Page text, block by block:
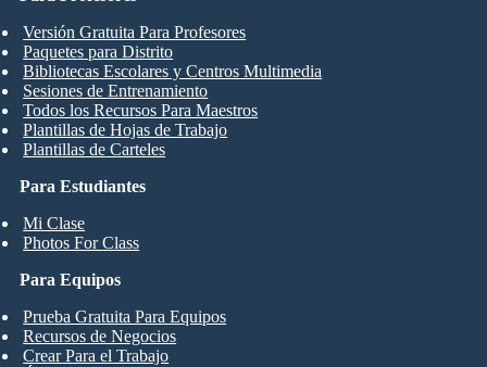
Para Estudiantes
Mi Clase
Photos For Class
Versión Gratuita Para Profesores
Paquetes para Distrito
Bibliotecas Escolares y Centros Multimedia
Sesiones de Entrenamiento
Todos los Recursos Para Maestros
Plantillas de Hojas de Trabajo
Plantillas de Carteles
Para Equipos
Prueba Gratuita Para Equipos
Recursos de Negocios
Crear Para el Trabajo